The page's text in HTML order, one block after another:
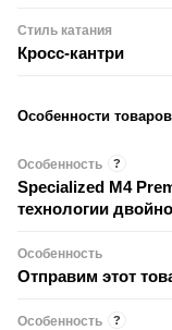
Стиль катания
Кросс-кантри
Особенности товаров
Особенность ?
Specialized M4
технологии
Особенность
Отправим этот
Особенность ?